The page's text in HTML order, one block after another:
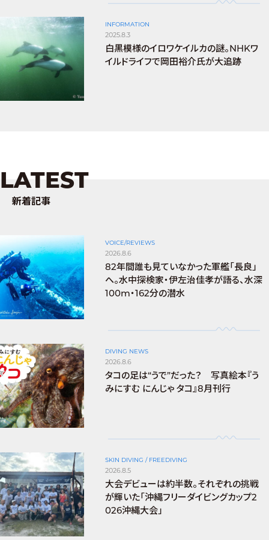
INFORMATION
2025.8.3
白黒模様のイロワケイルカの謎。NHKワ
イルドライフで岡田裕介氏が大追跡
LATEST
新着記事
VOICE/REVIEWS
2026.8.6
82年間誰も見ていなかった軍艦「長良」
へ。水中探検家・伊左治佳孝が語る、水深
100m・162分の潜水
DIVING NEWS
2026.8.6
タコの足は“うで”だった？ 写真絵本『う
みにすむ にんじゃ タコ』8月刊行
SKIN DIVING / FREEDIVING
2026.8.5
大会デビューは約半数。それぞれの挑戦
が輝いた「沖縄フリーダイビングカップ2
026沖縄大会」